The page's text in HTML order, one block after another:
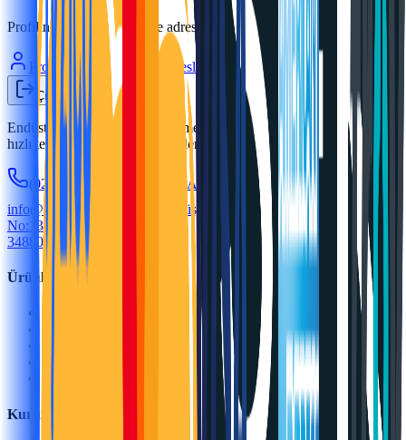
Profilinizi, siparişlerinizi ve adreslerinizi yönetin.
Profil Siparişler Adresler
Çıkış Yap
Endüstriyel ambalaj ve paketleme malzemeleri. Türkiye genelinde
hızlı teslimat, kurumsal müşterilere özel fiyat.
(0216) 451 94 43
WhatsApp Destek Hattı
info@sfkambalaj.com
Gümüşpınar, Soğanlık, Kısmet Sk.
No:13/A,
34880 Kartal/İstanbul
Ürünler
Koli Bandı
Palet Örtüsü
Karton Kutu
Kurumsal